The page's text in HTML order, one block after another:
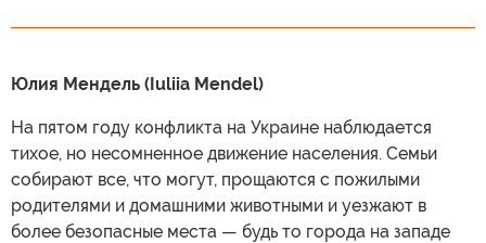
Юлия Мендель (Iuliia Mendel)
На пятом году конфликта на Украине наблюдается
тихое, но несомненное движение населения. Семьи
собирают все, что могут, прощаются с пожилыми
родителями и домашними животными и уезжают в
более безопасные места — будь то города на западе